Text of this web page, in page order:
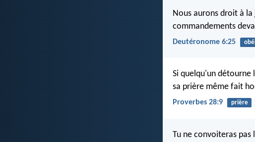
Nous aurons droit à
commandements
Deutéronome 6:25
Si quelqu'un
sa prière même fait
Proverbes 28:9 prière
Tu ne convoiteras